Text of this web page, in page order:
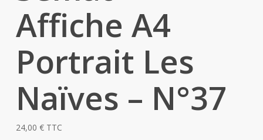
Affiche A4
Portrait Les
Naïves – N°37
24,00 € TTC